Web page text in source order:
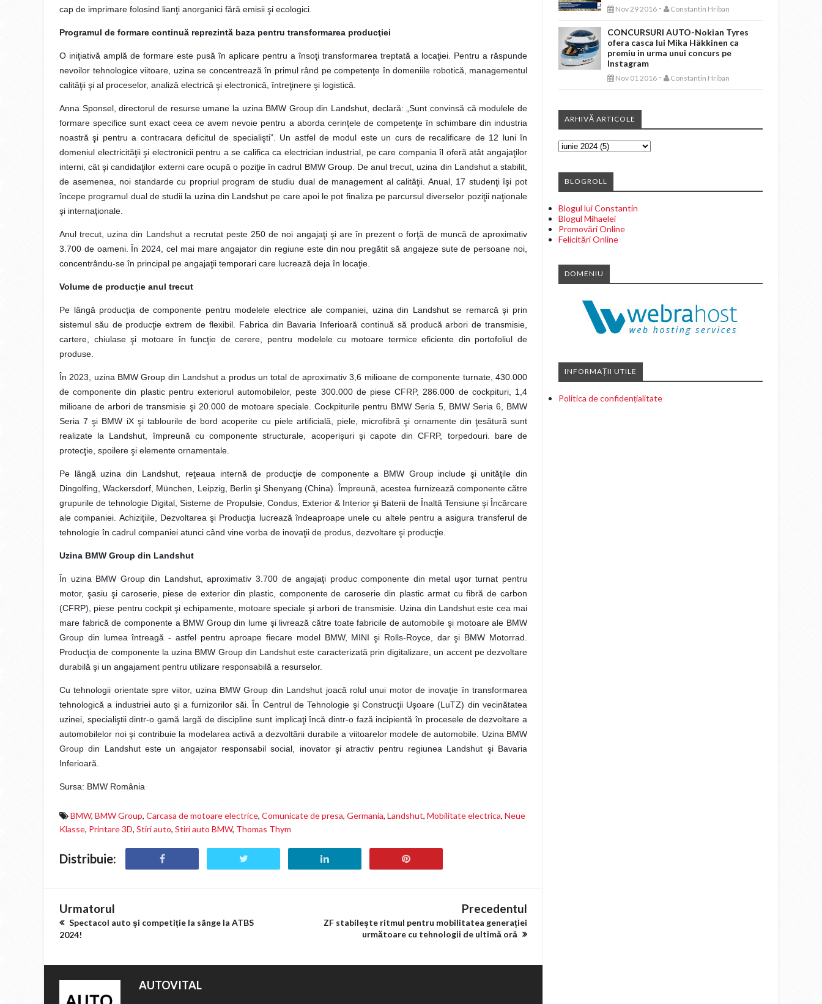
cap de imprimare folosind lianţi anorganici fără emisii şi ecologici.
Programul de formare continuă reprezintă baza pentru transformarea producţiei
O iniţiativă amplă de formare este pusă în aplicare pentru a însoţi transformarea treptată a locaţiei. Pentru a răspunde
nevoilor tehnologice viitoare, uzina se concentrează în primul rând pe competenţe în domeniile robotică, managementul
calităţii şi al proceselor, analiză electrică şi electronică, întreţinere şi logistică.
Anna Sponsel, directorul de resurse umane la uzina BMW Group din Landshut, declară: „Sunt convinsă că modulele de
formare specifice sunt exact ceea ce avem nevoie pentru a aborda cerinţele de competenţe în schimbare din industria
noastră şi pentru a contracara deficitul de specialişti”. Un astfel de modul este un curs de recalificare de 12 luni în
domeniul electricităţii şi electronicii pentru a se califica ca electrician industrial, pe care compania îl oferă atât angajaţilor
interni, cât şi candidaţilor externi care ocupă o poziţie în cadrul BMW Group. De anul trecut, uzina din Landshut a stabilit,
de asemenea, noi standarde cu propriul program de studiu dual de management al calităţii. Anual, 17 studenţi îşi pot
începe programul dual de studii la uzina din Landshut pe care apoi le pot finaliza pe parcursul diverselor poziţii naţionale
şi internaţionale.
Anul trecut, uzina din Landshut a recrutat peste 250 de noi angajaţi şi are în prezent o forţă de muncă de aproximativ
3.700 de oameni. În 2024, cel mai mare angajator din regiune este din nou pregătit să angajeze sute de persoane noi,
concentrându-se în principal pe angajaţii temporari care lucrează deja în locaţie.
Volume de producţie anul trecut
Pe lângă producţia de componente pentru modelele electrice ale companiei, uzina din Landshut se remarcă şi prin
sistemul său de producţie extrem de flexibil. Fabrica din Bavaria Inferioară continuă să producă arbori de transmisie,
cartere, chiulase şi motoare în funcţie de cerere, pentru modelele cu motoare termice eficiente din portofoliul de
produse.
În 2023, uzina BMW Group din Landshut a produs un total de aproximativ 3,6 milioane de componente turnate, 430.000
de componente din plastic pentru exteriorul automobilelor, peste 300.000 de piese CFRP, 286.000 de cockpituri, 1,4
milioane de arbori de transmisie şi 20.000 de motoare speciale. Cockpiturile pentru BMW Seria 5, BMW Seria 6, BMW
Seria 7 şi BMW iX şi tablourile de bord acoperite cu piele artificială, piele, microfibră şi ornamente din ţesătură sunt
realizate la Landshut, împreună cu componente structurale, acoperişuri şi capote din CFRP, torpedouri. bare de
protecţie, spoilere şi elemente ornamentale.
Pe lângă uzina din Landshut, reţeaua internă de producţie de componente a BMW Group include şi unităţile din
Dingolfing, Wackersdorf, München, Leipzig, Berlin şi Shenyang (China). Împreună, acestea furnizează componente către
grupurile de tehnologie Digital, Sisteme de Propulsie, Condus, Exterior & Interior şi Baterii de Înaltă Tensiune şi Încărcare
ale companiei. Achiziţiile, Dezvoltarea şi Producţia lucrează îndeaproape unele cu altele pentru a asigura transferul de
tehnologie în cadrul companiei atunci când vine vorba de inovaţii de produs, dezvoltare şi producţie.
Uzina BMW Group din Landshut
În uzina BMW Group din Landshut, aproximativ 3.700 de angajaţi produc componente din metal uşor turnat pentru
motor, şasiu şi caroserie, piese de exterior din plastic, componente de caroserie din plastic armat cu fibră de carbon
(CFRP), piese pentru cockpit şi echipamente, motoare speciale şi arbori de transmisie. Uzina din Landshut este cea mai
mare fabrică de componente a BMW Group din lume şi livrează către toate fabricile de automobile şi motoare ale BMW
Group din lumea întreagă - astfel pentru aproape fiecare model BMW, MINI şi Rolls-Royce, dar şi BMW Motorrad.
Producţia de componente la uzina BMW Group din Landshut este caracterizată prin digitalizare, un accent pe dezvoltare
durabilă şi un angajament pentru utilizare responsabilă a resurselor.
Cu tehnologii orientate spre viitor, uzina BMW Group din Landshut joacă rolul unui motor de inovaţie în transformarea
tehnologică a industriei auto şi a furnizorilor săi. În Centrul de Tehnologie şi Construcţii Uşoare (LuTZ) din vecinătatea
uzinei, specialiştii dintr-o gamă largă de discipline sunt implicaţi încă dintr-o fază incipientă în procesele de dezvoltare a
automobilelor noi şi contribuie la modelarea activă a dezvoltării durabile a viitoarelor modele de automobile. Uzina BMW
Group din Landshut este un angajator responsabil social, inovator şi atractiv pentru regiunea Landshut şi Bavaria
Inferioară.
Sursa: BMW România
BMW, BMW Group, Carcasa de motoare electrice, Comunicate de presa, Germania, Landshut, Mobilitate electrica, Neue
Klasse, Printare 3D, Stiri auto, Stiri auto BMW, Thomas Thym
Distribuie:
Urmatorul
Spectacol auto și competiție la sânge la ATBS
2024!
Precedentul
ZF stabilește ritmul pentru mobilitatea generației
următoare cu tehnologii de ultimă oră
AUTOVITAL
Nov 29 2016 - Constantin Hriban
CONCURSURI AUTO-Nokian Tyres
ofera casca lui Mika Häkkinen ca
premiu in urma unui concurs pe
Instagram
Nov 01 2016 - Constantin Hriban
ARHIVĂ ARTICOLE
BLOGROLL
Blogul lui Constantin
Blogul Mihaelei
Promovări Online
Felicitări Online
DOMENIU
INFORMAȚII UTILE
Politica de confidențialitate